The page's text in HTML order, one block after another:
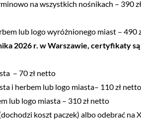
na wszystkich nośnikach – 390
lub logo wyróżnionego miast – 490
2026 r. w Warszawie, certyfikaty są
– 70 zł netto
i herbem lub logo miasta– 110 zł netto
lub logo miasta – 310 zł netto
koszt paczek) albo odebrać na